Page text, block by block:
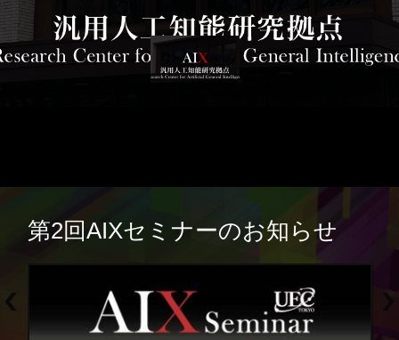
第2回AIXセミナーのお知らせ